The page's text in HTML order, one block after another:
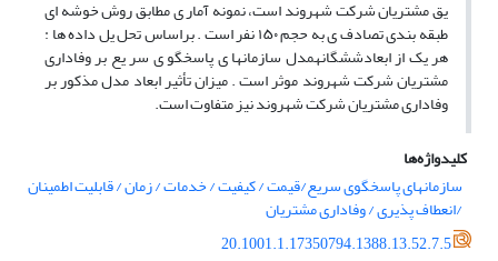
یق مشتریان شرکت شهروند است، نمونه آمار ی مطابق روش خوشه ای
طبقه بندی تصادف ی به حجم ۱۵۰ نفر است . براساس تحل یل داده ها :
هر یک از ابعادششگانهمدل سازمانها ی پاسخگو ی سر یع بر وفاداری
مشتریان شرکت شهروند موثر است . میزان تأثیر ابعاد مدل مذکور بر
وفاداری مشتریان شرکت شهروند نیز متفاوت است.
کلیدواژه‌ها
سازمانهای پاسخگوی سریع/قیمت / کیفیت / خدمات / زمان / قابلیت اطمینان
/انعطاف پذیری / وفاداری مشتریان
20.1001.1.17350794.1388.13.52.7.5